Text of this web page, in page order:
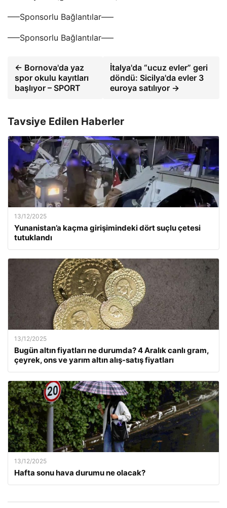
—–Sponsorlu Bağlantılar—–
—–Sponsorlu Bağlantılar—–
← Bornova'da yaz
spor okulu kayıtları
başlıyor – SPORT
İtalya'da “ucuz evler” geri
döndü: Sicilya'da evler 3
euroya satılıyor →
Tavsiye Edilen Haberler
13/12/2025
Yunanistan’a kaçma girişimindeki dört suçlu çetesi
tutuklandı
13/12/2025
Bugün altın fiyatları ne durumda? 4 Aralık canlı gram,
çeyrek, ons ve yarım altın alış-satış fiyatları
13/12/2025
Hafta sonu hava durumu ne olacak?